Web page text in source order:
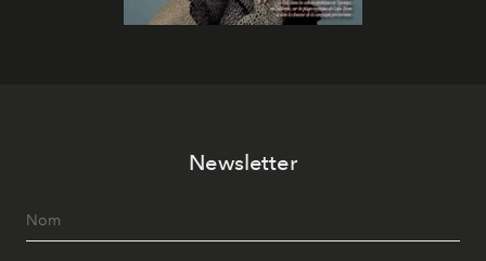
Newsletter